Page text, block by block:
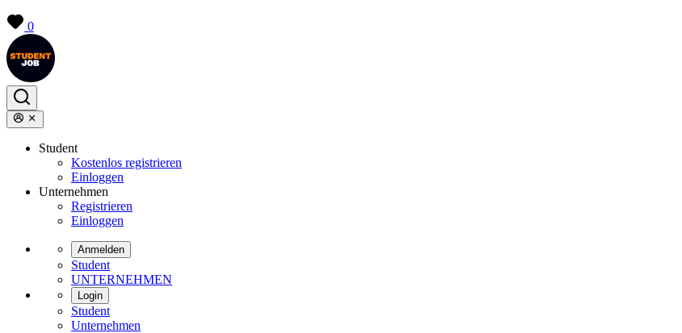
0
Student
Kostenlos registrieren
Einloggen
Unternehmen
Registrieren
Einloggen
Anmelden
Student
UNTERNEHMEN
Login
Student
Unternehmen